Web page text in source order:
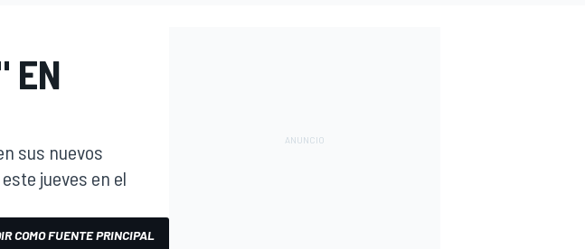
EN
sus nuevos
jueves en el
COMO FUENTE PRINCIPAL